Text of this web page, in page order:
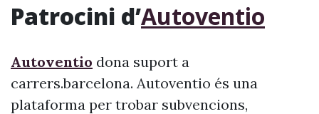
Patrocini d’Autoventio
Autoventio dona suport a
carrers.barcelona. Autoventio és una
plataforma per trobar subvencions,